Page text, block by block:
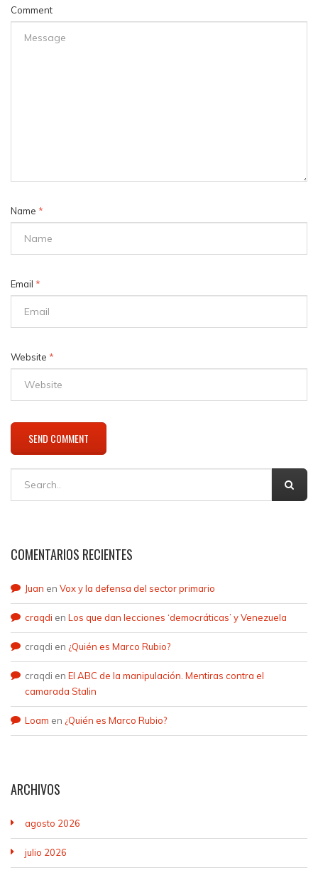
Comment
Name *
Email *
Website *
COMENTARIOS RECIENTES
Juan en Vox y la defensa del sector primario
craqdi en Los que dan lecciones ‘democráticas’ y Venezuela
craqdi en ¿Quién es Marco Rubio?
craqdi en El ABC de la manipulación. Mentiras contra el
camarada Stalin
Loam en ¿Quién es Marco Rubio?
ARCHIVOS
agosto 2026
julio 2026